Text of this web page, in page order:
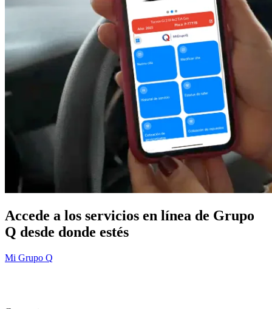
Accede a los servicios en línea de Grupo
Q desde donde estés
Mi Grupo Q